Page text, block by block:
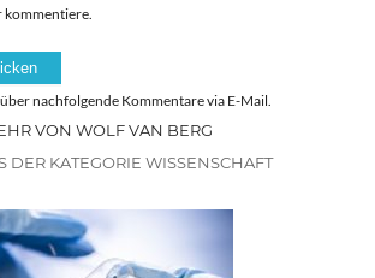
kommentiere.
nachfolgende Kommentare via E-Mail.
VON WOLF VAN BERG
DER KATEGORIE WISSENSCHAFT